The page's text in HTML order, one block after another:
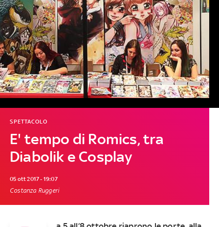
E' tempo di Romics, tra
Diabolik e Cosplay
SPETTACOLO
05 ott 2017 - 19:07
Costanza Ruggeri